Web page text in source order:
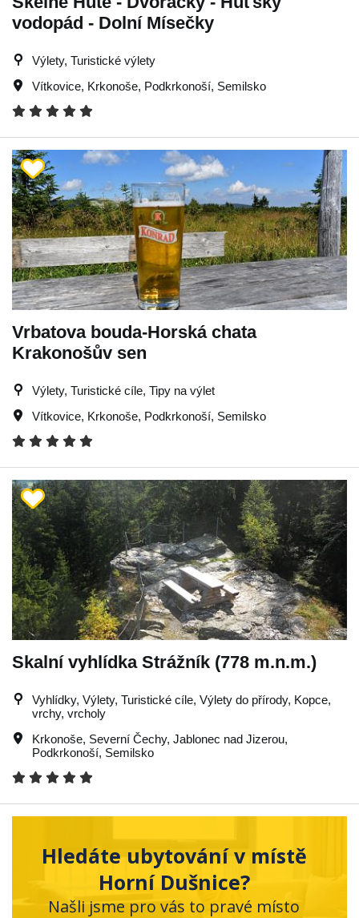
vodopád - Dolní Mísečky
Výlety, Turistické výlety
Vítkovice, Krkonoše, Podkrkonoší, Semilsko
Vrbatova bouda-Horská chata
Krakonošův sen
Výlety, Turistické cíle, Tipy na výlet
Vítkovice, Krkonoše, Podkrkonoší, Semilsko
Skalní vyhlídka Strážník (778 m.n.m.)
Vyhlídky, Výlety, Turistické cíle, Výlety do přírody, Kopce,
vrchy, vrcholy
Krkonoše, Severní Čechy, Jablonec nad Jizerou,
Podkrkonoší, Semilsko
Hledáte ubytování v místě
Horní Dušnice?
Našli jsme pro vás to pravé místo